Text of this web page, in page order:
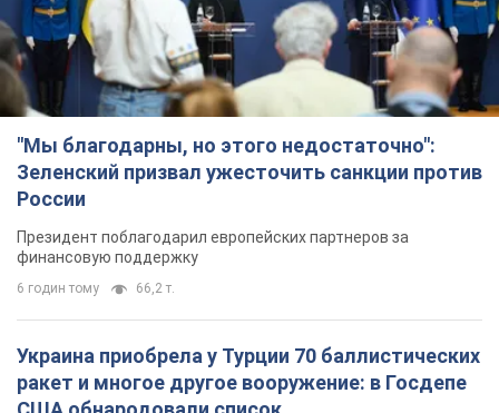
"Мы благодарны, но этого недостаточно":
Зеленский призвал ужесточить санкции против
России
Президент поблагодарил европейских партнеров за
финансовую поддержку
6 годин тому 66,2 т.
Украина приобрела у Турции 70 баллистических
ракет и многое другое вооружение: в Госдепе